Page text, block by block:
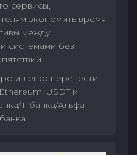
сервисы,
экономить время
между
системами без
и легко перевести
USDT и
Т-банка/Альфа